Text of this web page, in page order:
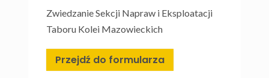
Zwiedzanie Sekcji Napraw i Eksploatacji
Taboru Kolei Mazowieckich
Przejdź do formularza